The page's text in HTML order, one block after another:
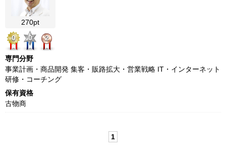
270pt
0
0 2
専門分野
事業計画・商品開発 集客・販路拡大・営業戦略 IT・インターネット
研修・コーチング
保有資格
古物商
1